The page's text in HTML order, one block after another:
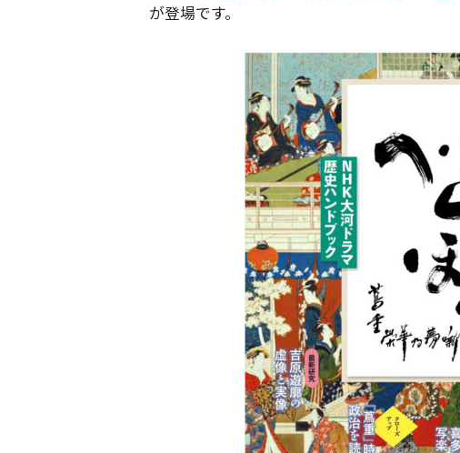
が登場です。